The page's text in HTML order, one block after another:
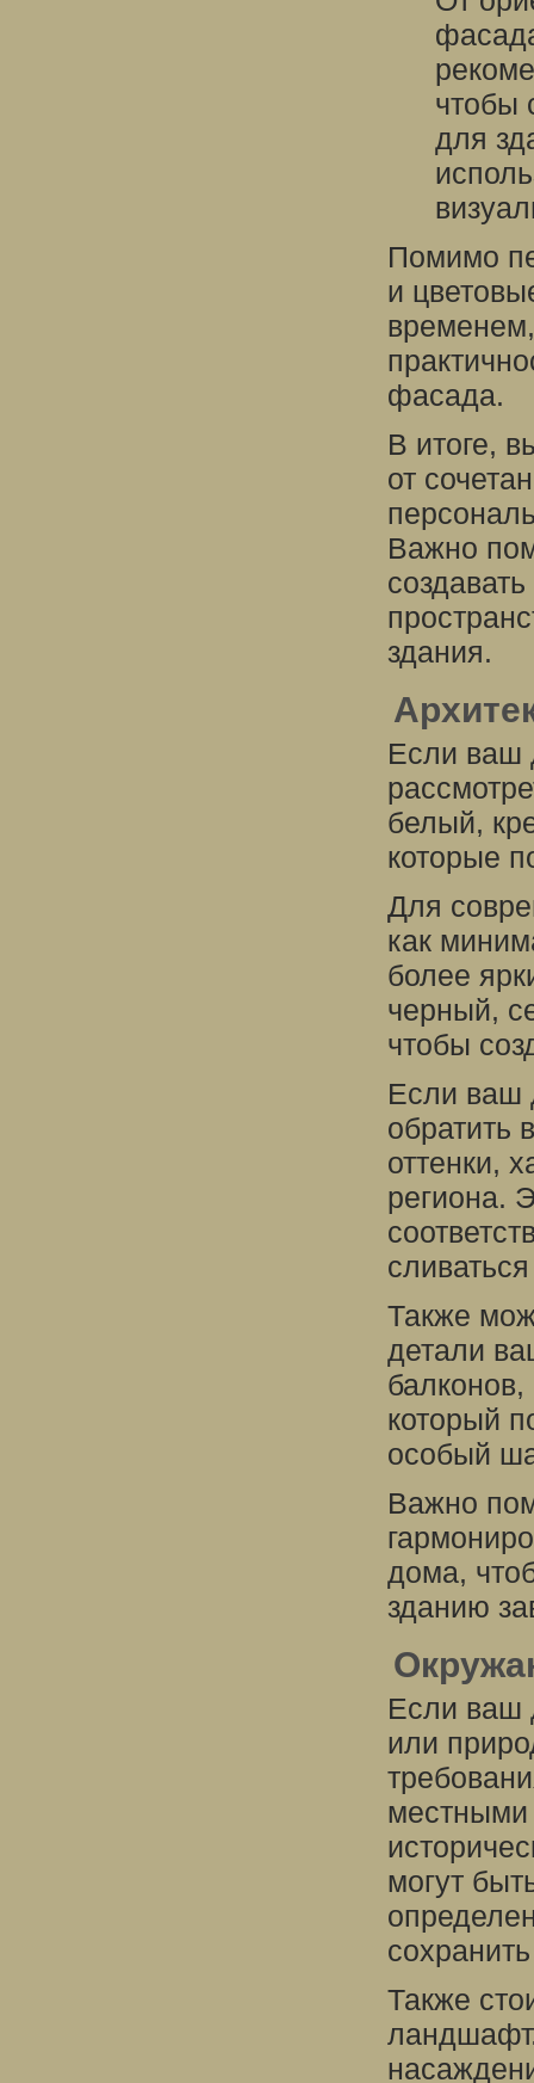
чтобы
для
Помимо
и
фасада.
В итоге,
от
Важно
здания.
Если ваш
белый,
которые
Для
как
более
черный,
чтобы
Если ваш
обратить
оттенки,
региона.
Также
детали
который
особый
Важно
дома,
зданию
Если ваш
или
местными
могут
Также